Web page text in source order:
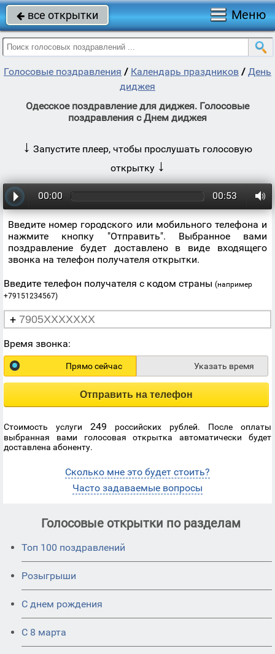
 все открытки Меню
Голосовые поздравления / Календарь праздников / День
диджея
Одесское поздравление для диджея. Голосовые
поздравления с Днем диджея
↓ Запустите плеер, чтобы прослушать голосовую
открытку ↓
00:00 00:53
Введите номер городского или мобильного телефона и
нажмите кнопку "Отправить". Выбранное вами
поздравление будет доставлено в виде входящего
звонка на телефон получателя открытки.
Введите телефон получателя с кодом страны (например
+79151234567)
+
Время звонка:
Прямо сейчас Указать время
Отправить на телефон
Стоимость услуги 249 российских рублей. После оплаты
выбранная вами голосовая открытка автоматически будет
доставлена абоненту.
Сколько мне это будет стоить?
Часто задаваемые вопросы
Голосовые открытки по разделам
Топ 100 поздравлений
Розыгрыши
С днем рождения
С 8 марта